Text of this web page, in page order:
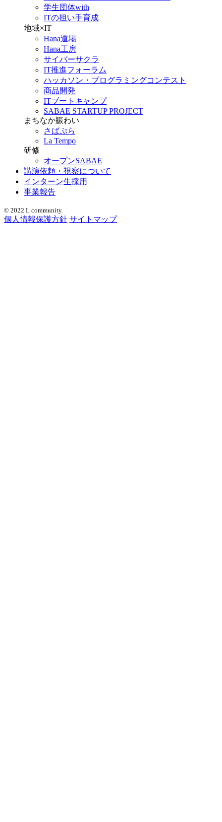
学生団体with
ITの担い手育成
地域×IT
Hana道場
Hana工房
サイバーサクラ
IT推進フォーラム
ハッカソン・プログラミングコンテスト
商品開発
ITブートキャンプ
SABAE STARTUP PROJECT
まちなか賑わい
さばぷら
La Tempo
研修
オープンSABAE
講演依頼・視察について
インターン生採用
事業報告
© 2022 L community.
個人情報保護方針 サイトマップ